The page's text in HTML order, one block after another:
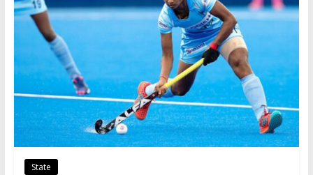
State